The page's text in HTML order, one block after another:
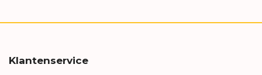
Klantenservice